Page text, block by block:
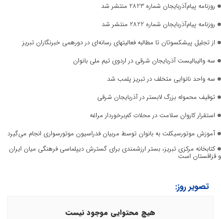
روزنامه پیام‌آذربایجان شماره 2823 منتشر شد
روزنامه پیام‌آذربایجان شماره 2822 منتشر شد
از تجلیل پیشکسوتان تا مطالبه فعالیتهای رسانه‌ای در دورهمی خبرنگاران تبریز
سه والیبالیست آذربایجان‌ شرقی در اردوی تیم ملی بانوان
سه واحد نانوایی متخلف در تبریز پلمب شد
توقیف محموله بزرگ لابستر در آذربایجان شرقی
استقرار کاروان سلامت در محلات کم‌برخوردار مراغه
آموزش موتورسیکلت به بانوان توسط مربیان فدراسیون موتورسواری انجام می‌گیرد
کتابخانه مرکزی تبریز، بستر ارزشمندی برای گسترش دیپلماسی فرهنگی میان ایران
و قزاقستان است
تصویر روز:
هیچ محتوایی موجود نیست